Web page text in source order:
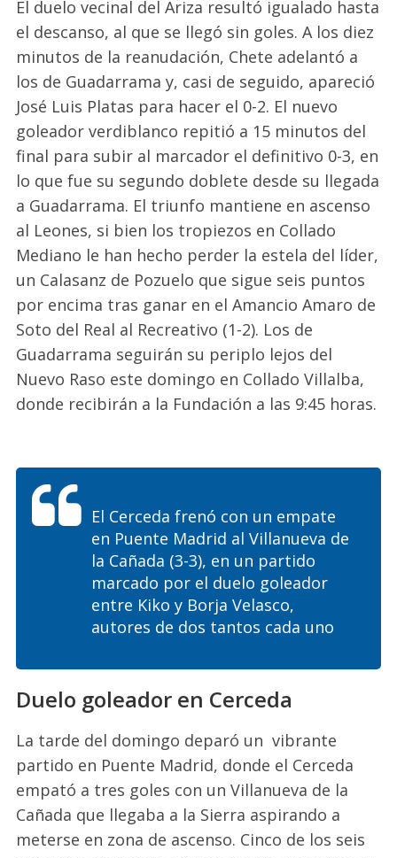
El duelo vecinal del Ariza resultó igualado hasta
el descanso, al que se llegó sin goles. A los diez
minutos de la reanudación, Chete adelantó a
los de Guadarrama y, casi de seguido, apareció
José Luis Platas para hacer el 0-2. El nuevo
goleador verdiblanco repitió a 15 minutos del
final para subir al marcador el definitivo 0-3, en
lo que fue su segundo doblete desde su llegada
a Guadarrama. El triunfo mantiene en ascenso
al Leones, si bien los tropiezos en Collado
Mediano le han hecho perder la estela del líder,
un Calasanz de Pozuelo que sigue seis puntos
por encima tras ganar en el Amancio Amaro de
Soto del Real al Recreativo (1-2). Los de
Guadarrama seguirán su periplo lejos del
Nuevo Raso este domingo en Collado Villalba,
donde recibirán a la Fundación a las 9:45 horas.
El Cerceda frenó con un empate
en Puente Madrid al Villanueva de
la Cañada (3-3), en un partido
marcado por el duelo goleador
entre Kiko y Borja Velasco,
autores de dos tantos cada uno
Duelo goleador en Cerceda
La tarde del domingo deparó un vibrante
partido en Puente Madrid, donde el Cerceda
empató a tres goles con un Villanueva de la
Cañada que llegaba a la Sierra aspirando a
meterse en zona de ascenso. Cinco de los seis